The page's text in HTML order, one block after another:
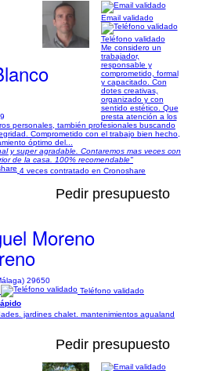
Email validado
Teléfono validado
Me considero un
trabajador,
responsable y
comprometido, formal
y capacitado. Con
dotes creativas,
organizado y con
sentido estético. Que
presta atención a los
personales, también profesionales buscando
Comprometido con el trabajo bien hecho,
óptimo del...
y super agradable. Contaremos mas veces con
de la casa. 100% recomendable"
4 veces contratado en Cronoshare
Pedir presupuesto
Moreno
29650
Teléfono validado
jardines chalet. mantenimientos agualand
Pedir presupuesto